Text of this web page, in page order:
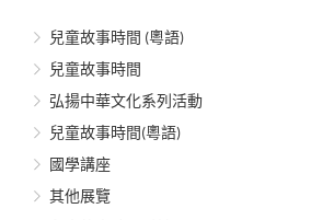
兒童故事時間 (粵語)
兒童故事時間
弘揚中華文化系列活動
兒童故事時間(粵語)
國學講座
其他展覽